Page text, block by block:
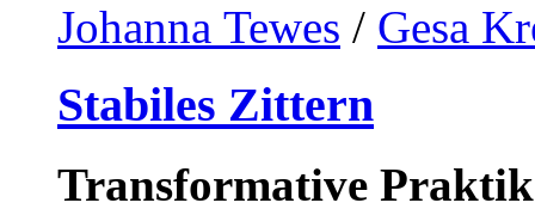
Johanna Tewes / Gesa
Stabiles Zittern
Transformative